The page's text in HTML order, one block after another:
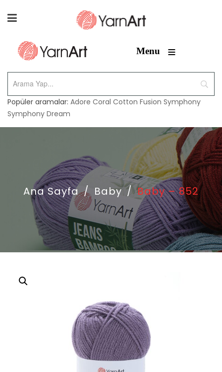
Menu ≡
Popüler aramalar: Adore Coral Cotton Fusion Symphony
Symphony Dream
Ana Sayfa / Baby / Baby – 852